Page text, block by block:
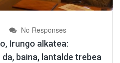
No Responses
Irungo alkatea:
baina, lantalde trebea